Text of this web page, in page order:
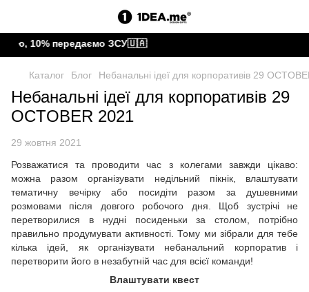
10% передаємо ЗСУ🇺🇦
Каталог Блог Небанальні ідеї для корпоративів 29
Небанальні ідеї для корпоративів 29
OCTOBER 2021
29 жовтня 2021
Розважатися та проводити час з колегами завжди цікаво:
можна разом організувати недільний пікнік, влаштувати
тематичну вечірку або посидіти разом за душевними
розмовами після довгого робочого дня. Щоб зустрічі не
перетворилися в нудні посиденьки за столом, потрібно
правильно продумувати активності. Тому ми зібрали для тебе
кілька ідей, як організувати небанальний корпоратив і
перетворити його в незабутній час для всієї команди!
Влаштувати квест